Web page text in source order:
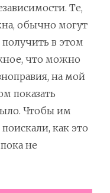
Те,
обычно могут
в этом
что можно
на мой
показать
Чтобы им
как это
не